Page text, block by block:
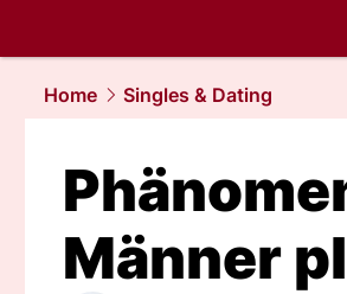
Home
Singles & Dating
Männer